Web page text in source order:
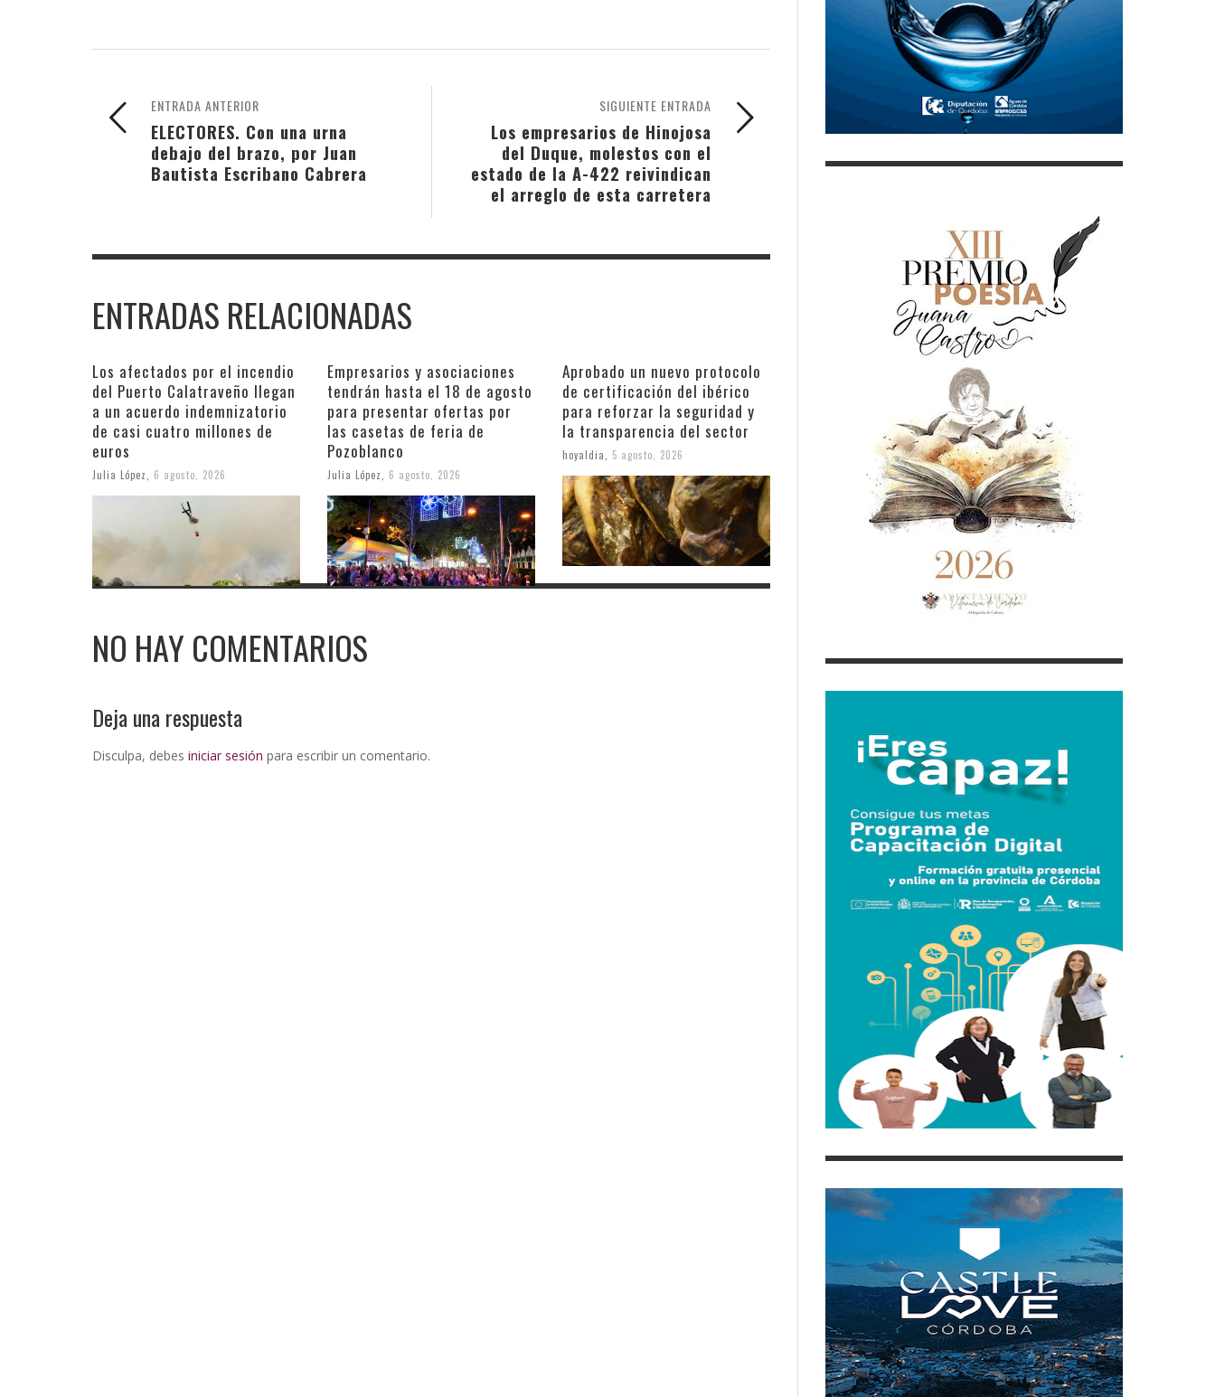
SIGUIENTE ENTRADA
Los empresarios de Hinojosa
del Duque, molestos con el
estado de la A-422 reivindican
el arreglo de esta carretera
ENTRADA ANTERIOR
ELECTORES. Con una urna
debajo del brazo, por Juan
Bautista Escribano Cabrera
ENTRADAS RELACIONADAS
Los afectados por el incendio
del Puerto Calatraveño llegan
a un acuerdo indemnizatorio
de casi cuatro millones de
euros
Julia López 6 agosto, 2026
Empresarios y asociaciones
tendrán hasta el 18 de agosto
para presentar ofertas por
las casetas de feria de
Pozoblanco
Julia López 6 agosto, 2026
Aprobado un nuevo protocolo
de certificación del ibérico
para reforzar la seguridad y
la transparencia del sector
hoyaldia 5 agosto, 2026
NO HAY COMENTARIOS
Deja una respuesta
Disculpa, debes iniciar sesión para escribir un comentario.